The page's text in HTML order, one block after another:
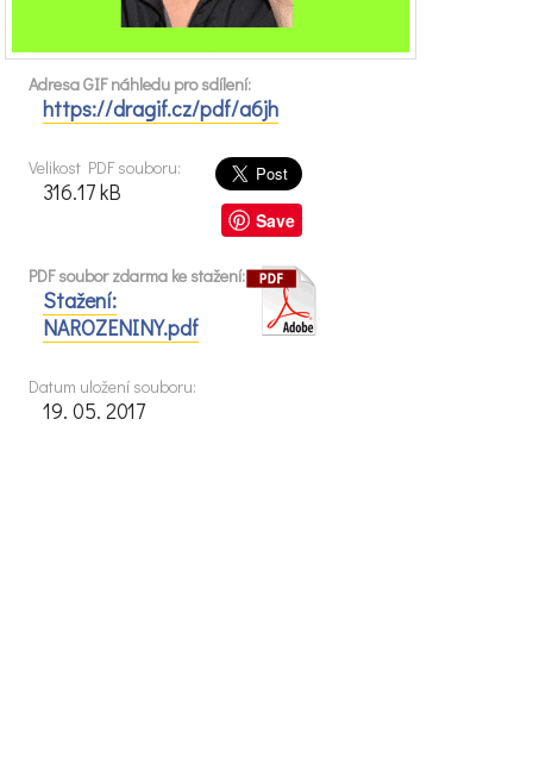
Adresa GIF náhledu pro sdílení:
https://dragif.cz/pdf/a6jh
Save
Velikost PDF souboru:
316.17 kB
PDF soubor zdarma ke stažení:
Stažení:
NAROZENINY.pdf
Datum uložení souboru:
19. 05. 2017